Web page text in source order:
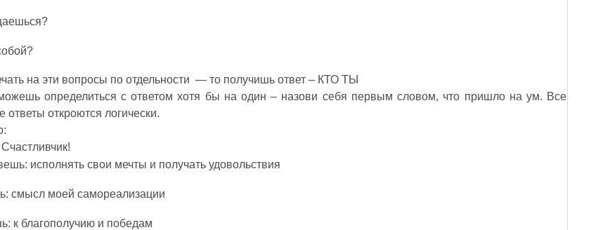
на эти вопросы по отдельности — то получишь ответ – КТО ТЫ
определиться с ответом хотя бы на один – назови себя первым словом, что пришло на ум. Все
ответы откроются логически.
исполнять свои мечты и получать удовольствия
смысл моей самореализации
к благополучию и победам